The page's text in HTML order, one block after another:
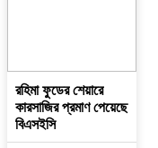
রহিমা ফুডের শেয়ারে
কারসাজির প্রমাণ পেয়েছে
বিএসইসি